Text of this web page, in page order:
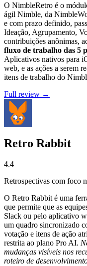
O NimbleRetro é o
ágil Nimble, da
e com prazo definido,
Ideação, Agrupamento,
contribuições anônimas,
fluxo de trabalho das 5
Aplicativos nativos para
web, e as ações a serem
itens de trabalho do
Full review →
Retro Rabbit
4.4
Retrospectivas com foco
O Retro Rabbit é uma
que permite que as
Slack ou pelo aplicativo
um quadro sincronizado
votação e itens de ação
restrita ao plano Pro AI.
mudanças visíveis nos
roteiro de